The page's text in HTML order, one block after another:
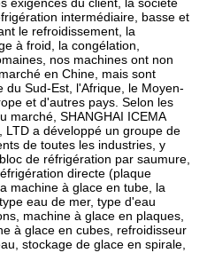
168 336 R22/R404A156